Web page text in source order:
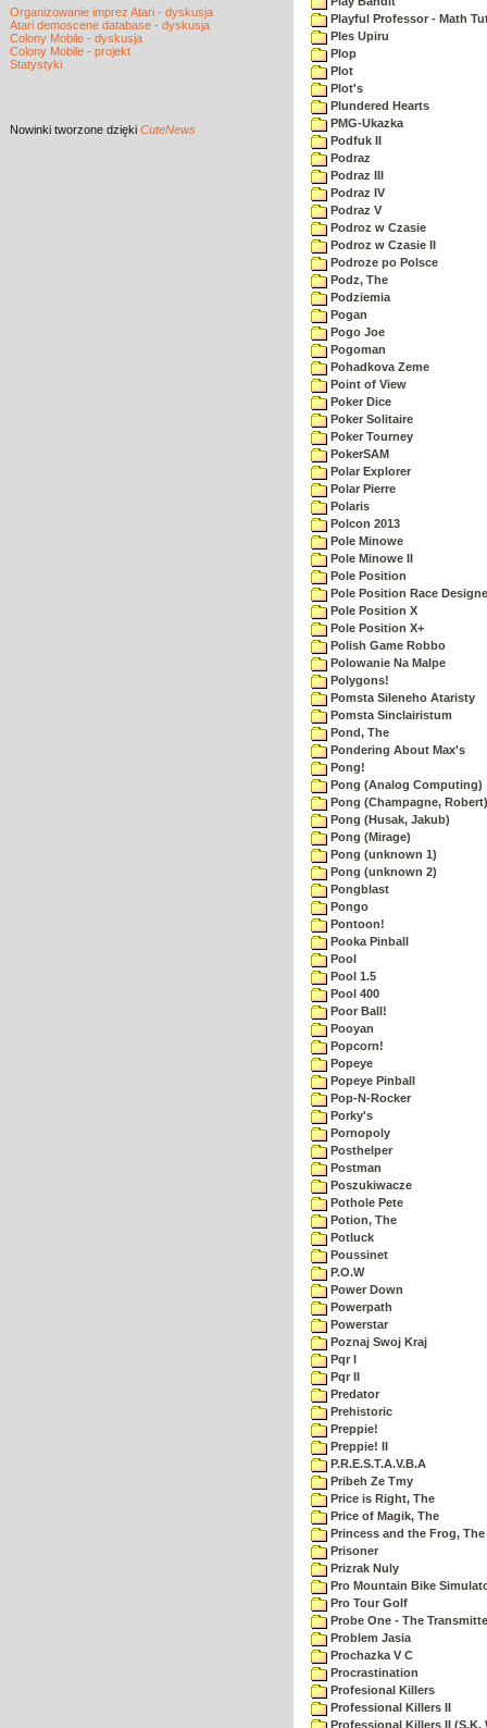
Organizowanie imprez Atari - dyskusja
Atari demoscene database - dyskusja
Colony Mobile - dyskusja
Colony Mobile - projekt
Statystyki
Nowinki tworzone dzięki CuteNews
Playful Professor - Math
Ples Upiru
Plop
Plot
Plot's
Plundered Hearts
PMG-Ukazka
Podfuk II
Podraz
Podraz III
Podraz IV
Podraz V
Podroz w Czasie
Podroz w Czasie II
Podroze po Polsce
Podz, The
Podziemia
Pogan
Pogo Joe
Pogoman
Pohadkova Zeme
Point of View
Poker Dice
Poker Solitaire
Poker Tourney
PokerSAM
Polar Explorer
Polar Pierre
Polaris
Polcon 2013
Pole Minowe
Pole Minowe II
Pole Position
Pole Position Race
Pole Position X
Pole Position X+
Polish Game Robbo
Polowanie Na Malpe
Polygons!
Pomsta Sileneho Ataristy
Pomsta Sinclairistum
Pond, The
Pondering About Max's
Pong!
Pong (Analog Computing)
Pong (Champagne, Robert)
Pong (Husak, Jakub)
Pong (Mirage)
Pong (unknown 1)
Pong (unknown 2)
Pongblast
Pongo
Pontoon!
Pooka Pinball
Pool
Pool 1.5
Pool 400
Poor Ball!
Pooyan
Popcorn!
Popeye
Popeye Pinball
Pop-N-Rocker
Porky's
Pornopoly
Posthelper
Postman
Poszukiwacze
Pothole Pete
Potion, The
Potluck
Poussinet
P.O.W
Power Down
Powerpath
Powerstar
Poznaj Swoj Kraj
Pqr I
Pqr II
Predator
Prehistoric
Preppie!
Preppie! II
P.R.E.S.T.A.V.B.A
Pribeh Ze Tmy
Price is Right, The
Price of Magik, The
Princess and the Frog, The
Prisoner
Prizrak Nuly
Pro Mountain Bike
Pro Tour Golf
Probe One - The
Problem Jasia
Prochazka V C
Procrastination
Profesional Killers
Professional Killers II
Professional Killers II (S.K.